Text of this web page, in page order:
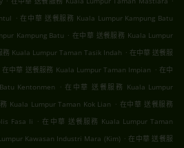
. 在中華 送餐服務 Kuala Lumpur Kampung Batu
Kampung Batu . 在中華 送餐服務 Kuala Lumpur
務 Kuala Lumpur Taman Tasik Indah . 在中華 送餐服
在中華 送餐服務 Kuala Lumpur Taman Impian . 在中
Kentonmen
. 在中華 送餐服務 Kuala Lumpur
Kuala Lumpur Taman Kok Lian . 在中華 送餐服務
Fasa Ii . 在中華 送餐服務 Kuala Lumpur Taman
Kawasan Industri Mara (Kim) . 在中華 送餐服